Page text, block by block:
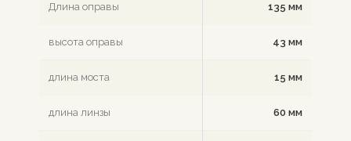
Длина оправы 135 мм
высота оправы 43 мм
длина моста 15 мм
длина линзы 60 мм